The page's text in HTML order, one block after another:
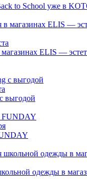
to School уже в
ELIS —
выгодой
одежды в